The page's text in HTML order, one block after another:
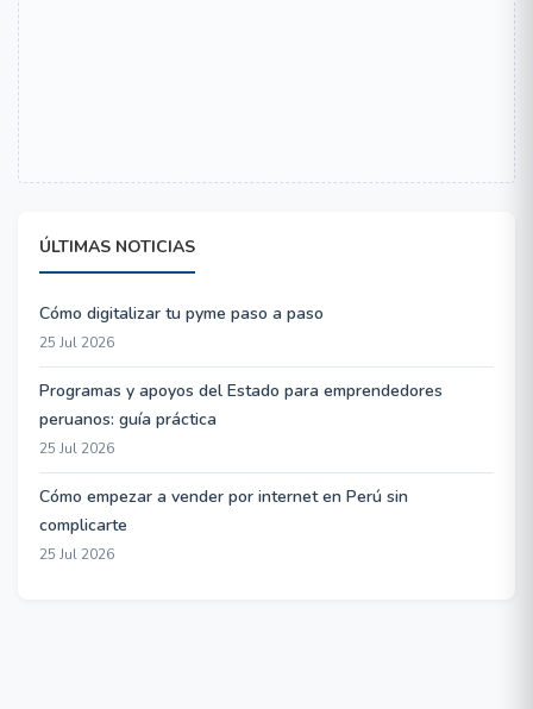
ÚLTIMAS NOTICIAS
Cómo digitalizar tu pyme paso a paso
25 Jul 2026
Programas y apoyos del Estado para emprendedores
peruanos: guía práctica
25 Jul 2026
Cómo empezar a vender por internet en Perú sin
complicarte
25 Jul 2026